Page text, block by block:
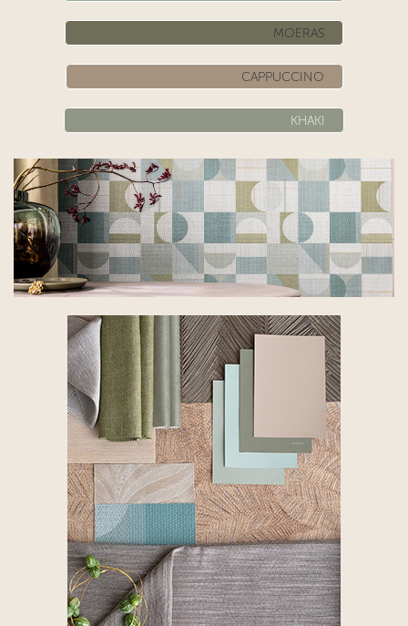
MOERAS
CAPPUCCINO
KHAKI